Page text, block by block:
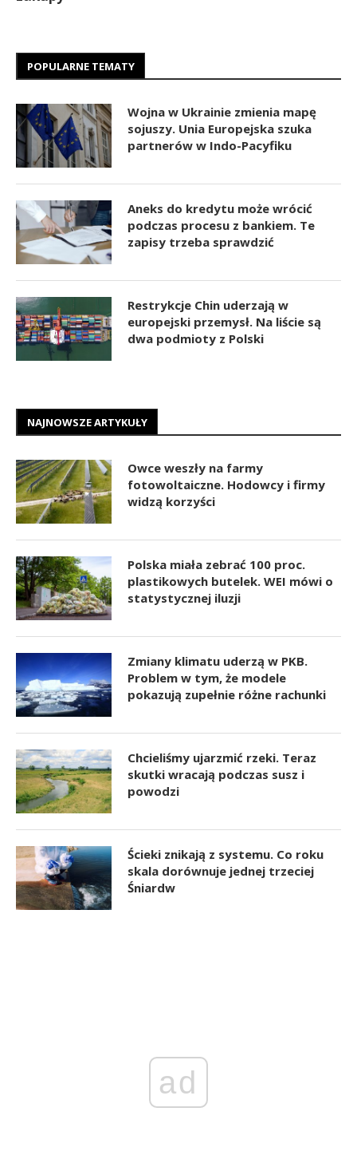
POPULARNE TEMATY
Wojna w Ukrainie zmienia mapę
sojuszy. Unia Europejska szuka
partnerów w Indo-Pacyfiku
Aneks do kredytu może wrócić
podczas procesu z bankiem. Te
zapisy trzeba sprawdzić
Restrykcje Chin uderzają w
europejski przemysł. Na liście są
dwa podmioty z Polski
NAJNOWSZE ARTYKUŁY
Owce weszły na farmy
fotowoltaiczne. Hodowcy i firmy
widzą korzyści
Polska miała zebrać 100 proc.
plastikowych butelek. WEI mówi o
statystycznej iluzji
Zmiany klimatu uderzą w PKB.
Problem w tym, że modele
pokazują zupełnie różne rachunki
Chcieliśmy ujarzmić rzeki. Teraz
skutki wracają podczas susz i
powodzi
Ścieki znikają z systemu. Co roku
skala dorównuje jednej trzeciej
Śniardw
ad